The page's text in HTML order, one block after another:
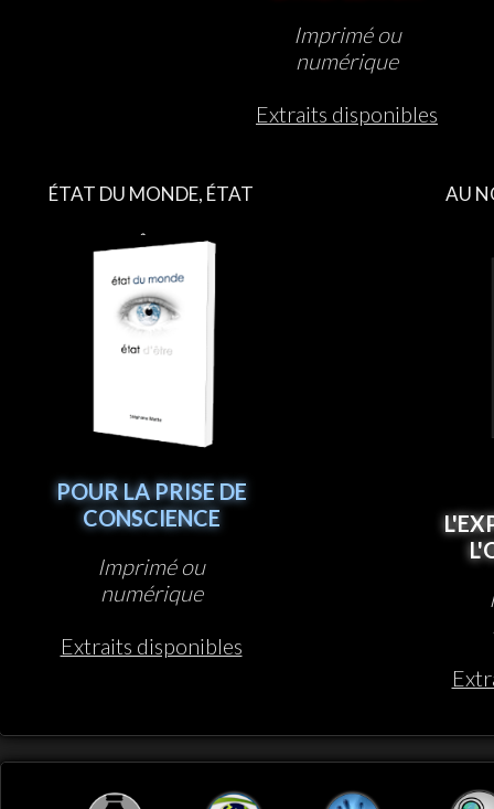
Imprimé ou
numérique
Extraits disponibles
ÉTAT DU MONDE, ÉTAT
D’ÊTRE
POUR LA PRISE DE
CONSCIENCE
Imprimé ou
numérique
Extraits disponibles
AU